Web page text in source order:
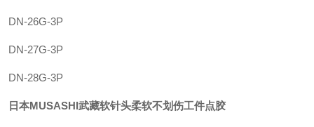
DN-26G-3P
DN-27G-3P
DN-28G-3P
日本MUSASHI武藏软针头柔软不划伤工件点胶